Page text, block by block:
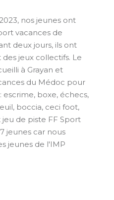
2023, nos jeunes ont
vacances de
deux jours, ils ont
jeux collectifs. Le
à Grayan et
du Médoc pour
escrime, boxe, échecs,
boccia, ceci foot,
de piste FF Sport
jeunes car nous
jeunes de l'IMP